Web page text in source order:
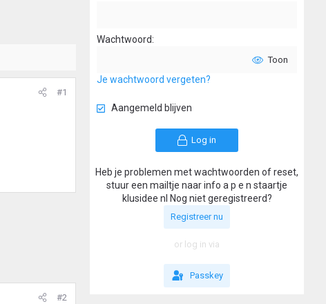
#1
#2
Wachtwoord
Toon
Je wachtwoord vergeten?
Aangemeld blijven
Log in
Heb je problemen met wachtwoorden of reset,
stuur een mailtje naar info a p e n staartje
klusidee nl Nog niet geregistreerd?
Registreer nu
or log in via
Passkey